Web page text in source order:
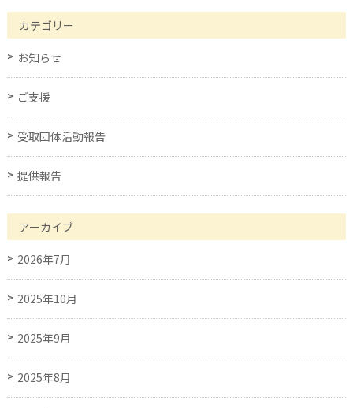
カテゴリー
お知らせ
ご支援
受取団体活動報告
提供報告
アーカイブ
2026年7月
2025年10月
2025年9月
2025年8月